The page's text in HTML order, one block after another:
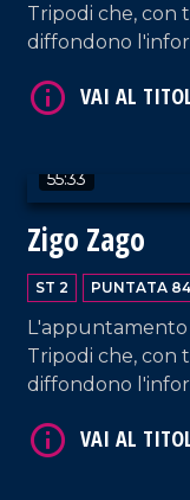
Tripodi che, con
diffondono
Lamezia Terme.
55:33
Zigo Zago
ST 2 PUNTATA 84
L'appuntamento
Tripodi che, con
diffondono
Lamezia Terme.
VAI AL TITOLO